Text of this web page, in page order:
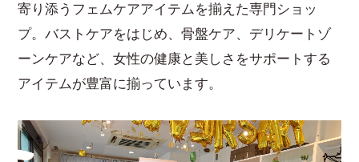
寄り添うフェムケアアイテムを揃えた専門ショッ
プ。バストケアをはじめ、骨盤ケア、デリケートゾ
ーンケアなど、女性の健康と美しさをサポートする
アイテムが豊富に揃っています。